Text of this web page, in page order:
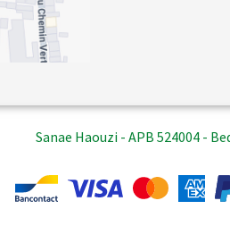
Sanae Haouzi - APB 524004 -